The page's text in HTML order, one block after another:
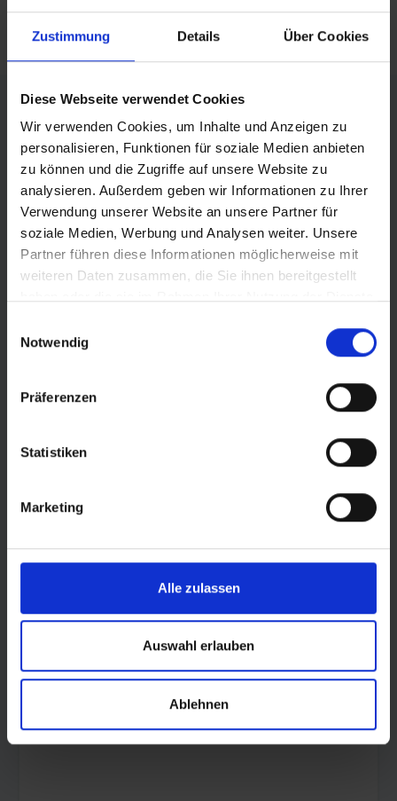
Zustimmung Details Über Cookies
Diese Webseite verwendet Cookies
Wir verwenden Cookies, um Inhalte und Anzeigen zu
personalisieren, Funktionen für soziale Medien anbieten
zu können und die Zugriffe auf unsere Website zu
analysieren. Außerdem geben wir Informationen zu Ihrer
Verwendung unserer Website an unsere Partner für
soziale Medien, Werbung und Analysen weiter. Unsere
Partner führen diese Informationen möglicherweise mit
weiteren Daten zusammen, die Sie ihnen bereitgestellt
Notwendig
Präferenzen
Statistiken
Marketing
Alle zulassen
Auswahl erlauben
Ablehnen
mail
FÖRDERER DES SPORTS IN SACHSEN-ANHALT